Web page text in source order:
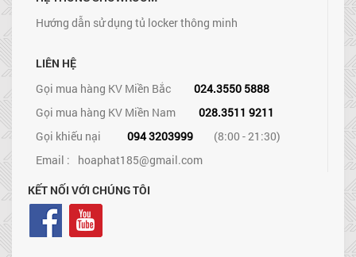
Hướng dẫn sử dụng tủ locker thông minh
LIÊN HỆ
Gọi mua hàng KV Miền Bắc
024.3550 5888
Gọi mua hàng KV Miền Nam
028.3511 9211
Gọi khiếu nại
094 3203999
(8:00 - 21:30)
Email : hoaphat185@gmail.com
KẾT NỐI VỚI CHÚNG TÔI